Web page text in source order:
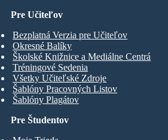
Pre Študentov
Pre Učiteľov
Bezplatná Verzia pre Učiteľov
Okresné Balíky
Školské Knižnice a Mediálne Centrá
Tréningové Sedenia
Všetky Učiteľské Zdroje
Šablóny Pracovných Listov
Šablóny Plagátov